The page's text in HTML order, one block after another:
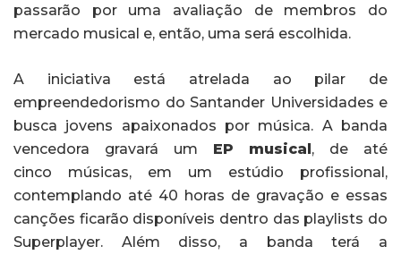
passarão por uma avaliação de membros do
mercado musical e, então, uma será escolhida.
A iniciativa está atrelada ao pilar de
empreendedorismo do Santander Universidades e
busca jovens apaixonados por música. A banda
vencedora gravará um EP musical, de até
cinco músicas, em um estúdio profissional,
contemplando até 40 horas de gravação e essas
canções ficarão disponíveis dentro das playlists do
Superplayer. Além disso, a banda terá a